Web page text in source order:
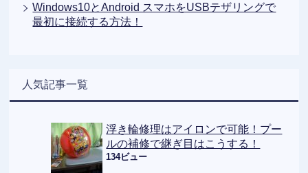
Windows10とAndroid スマホをUSBテザリングで
最初に接続する方法！
人気記事一覧
浮き輪修理はアイロンで可能！プー
ルの補修で継ぎ目はこうする！
134ビュー